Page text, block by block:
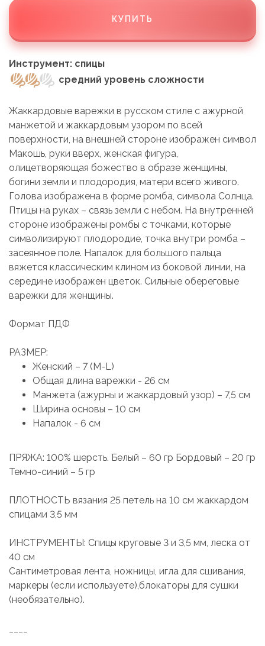
КУПИТЬ
Инструмент: спицы
средний уровень сложности
Жаккардовые варежки в русском стиле с ажурной
манжетой и жаккардовым узором по всей
поверхности, на внешней стороне изображен символ
Макошь, руки вверх, женская фигура,
олицетворяющая божество в образе женщины,
богини земли и плодородия, матери всего живого.
Голова изображена в форме ромба, символа Солнца.
Птицы на руках – связь земли с небом. На внутренней
стороне изображены ромбы с точками, которые
символизируют плодородие, точка внутри ромба –
засеянное поле. Напалок для большого пальца
вяжется классическим клином из боковой линии, на
середине изображен цветок. Сильные обереговые
варежки для женщины.
Формат ПДФ
РАЗМЕР:
Женский – 7 (M-L)
Общая длина варежки - 26 см
Манжета (ажурны и жаккардовый узор) – 7,5 см
Ширина основы – 10 см
Напалок - 6 см
ПРЯЖА: 100% шерсть. Белый – 60 гр Бордовый – 20 гр
Темно-синий – 5 гр
ПЛОТНОСТЬ вязания 25 петель на 10 см жаккардом
спицами 3,5 мм
ИНСТРУМЕНТЫ: Спицы круговые 3 и 3,5 мм, леска от
40 см
Сантиметровая лента, ножницы, игла для сшивания,
маркеры (если используете),блокаторы для сушки
(необязательно).